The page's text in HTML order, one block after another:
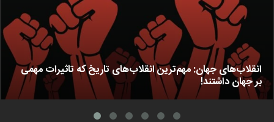
انقلاب‌های جهان: مهم‌ترین انقلاب‌های تاریخ که تاثیرات مهمی
بر جهان داشتند!